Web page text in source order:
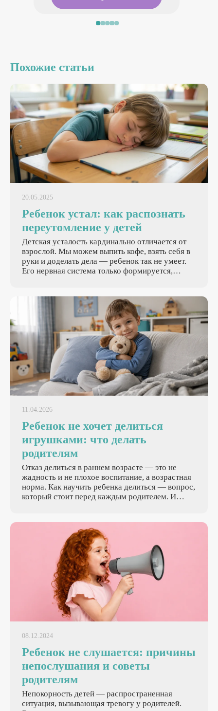
Похожие статьи
20.05.2025
Ребенок устал: как распознать
переутомление у детей
Детская усталость кардинально отличается от
взрослой. Мы можем выпить кофе, взять себя в
руки и доделать дела — ребенок так не умеет.
Его нервная система только формируется,
статье подробно расскажем, как распознать
усталость и как помочь переутомленному
11.04.2026
Ребенок не хочет делиться
игрушками: что делать
родителям
Отказ делиться в раннем возрасте — это не
жадность и не плохое воспитание, а возрастная
норма. Как научить ребенка делиться — вопрос,
который стоит перед каждым родителем. И
08.12.2024
Ребенок не слушается: причины
непослушания и советы
родителям
Непокорность детей — распространенная
ситуация, вызывающая тревогу у родителей.